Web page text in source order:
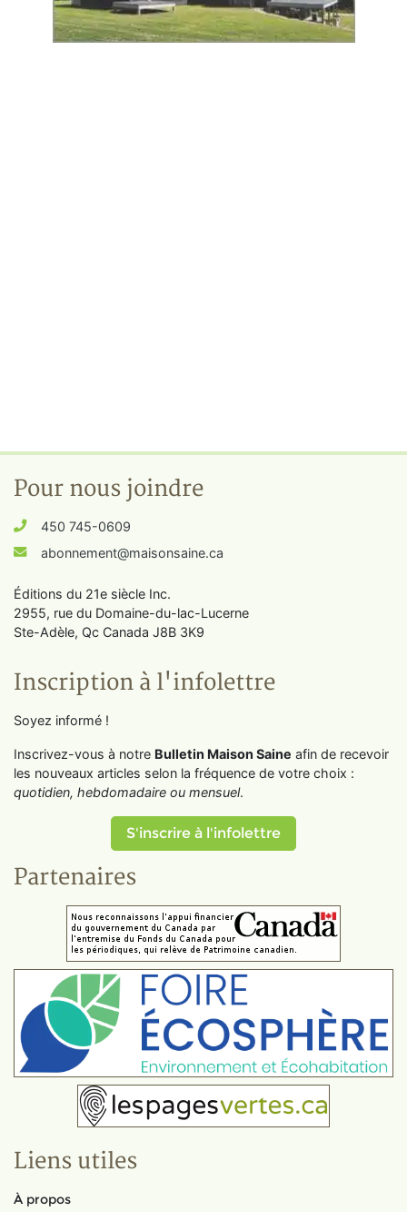
Pour nous joindre
450 745-0609
abonnement@maisonsaine.ca
Éditions du 21e siècle Inc.
2955, rue du Domaine-du-lac-Lucerne
Ste-Adèle, Qc Canada J8B 3K9
Inscription à l'infolettre
Soyez informé !
Inscrivez-vous à notre Bulletin Maison Saine afin de recevoir
les nouveaux articles selon la fréquence de votre choix :
quotidien, hebdomadaire ou mensuel.
S'inscrire à l'infolettre
Partenaires
Liens utiles
À propos